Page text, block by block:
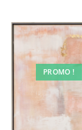
PROMO !